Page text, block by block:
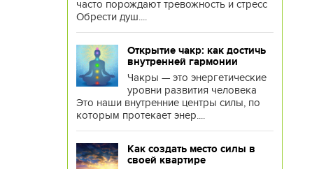
часто порождают тревожность и стресс
Обрести душ....
Открытие чакр: как достичь
внутренней гармонии
Чакры — это энергетические
уровни развития человека
Это наши внутренние центры силы, по
которым протекает энер....
Как создать место силы в
своей квартире